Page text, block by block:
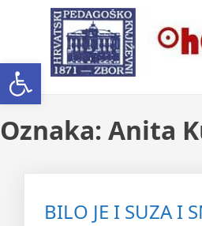
Open toolbar
Ogranak
Oznaka: Anita
BILO JE I SUZA I